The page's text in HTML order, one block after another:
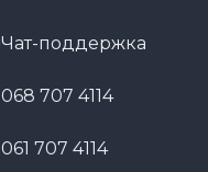
Чат-поддержка
068 707 4114
061 707 4114